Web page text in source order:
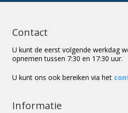
Contact
U kunt de eerst volgende werkdag
opnemen tussen 7:30 en 17:30 uur.
U kunt ons ook bereiken via het
Informatie